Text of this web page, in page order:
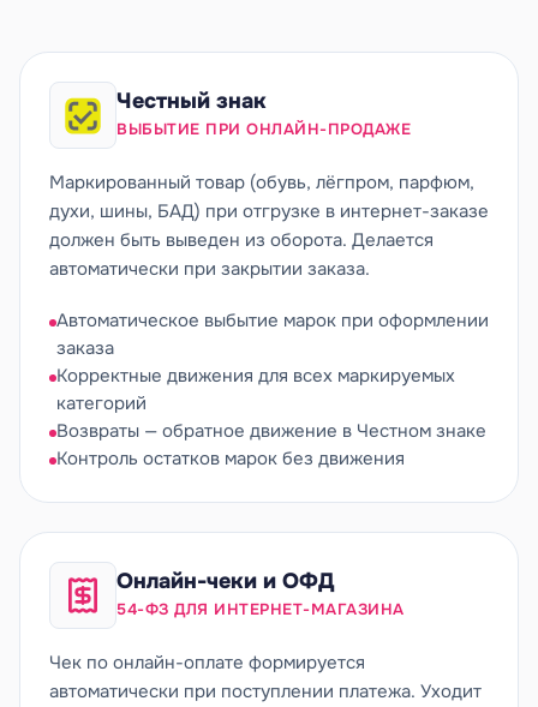
Честный знак
ВЫБЫТИЕ ПРИ ОНЛАЙН-ПРОДАЖЕ
Маркированный товар (обувь, лёгпром, парфюм,
духи, шины, БАД) при отгрузке в интернет-заказе
должен быть выведен из оборота. Делается
автоматически при закрытии заказа.
Автоматическое выбытие марок при оформлении
заказа
Корректные движения для всех маркируемых
категорий
Возвраты — обратное движение в Честном знаке
Контроль остатков марок без движения
Онлайн-чеки и ОФД
54-ФЗ ДЛЯ ИНТЕРНЕТ-МАГАЗИНА
Чек по онлайн-оплате формируется
автоматически при поступлении платежа. Уходит